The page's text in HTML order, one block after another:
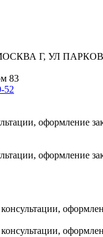
МОСКВА Г, УЛ
83
52
оформление
оформление